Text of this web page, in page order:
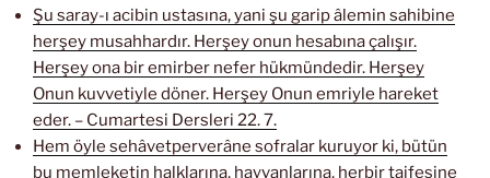
Şu saray-ı acibin ustasına, yani şu garip âlemin sahibine
herşey musahhardır. Herşey onun hesabına çalışır.
Herşey ona bir emirber nefer hükmündedir. Herşey
Onun kuvvetiyle döner. Herşey Onun emriyle hareket
eder. – Cumartesi Dersleri 22. 7.
Hem öyle sehâvetperverâne sofralar kuruyor ki, bütün
bu memleketin halklarına, hayvanlarına, herbir taifesine